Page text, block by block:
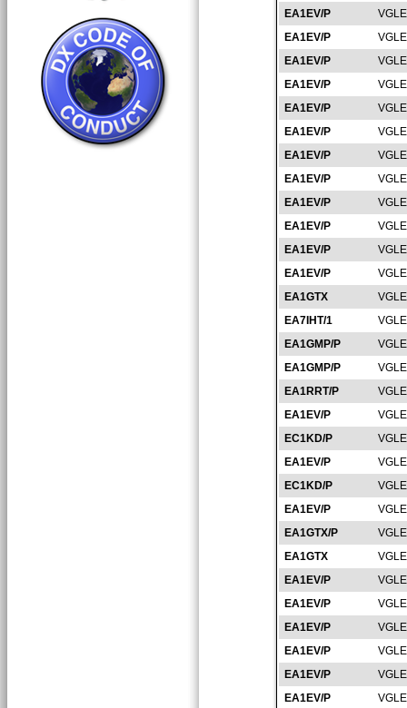
EA1EV/P
EA1EV/P
EA1EV/P
EA1EV/P
EA1EV/P
EA1EV/P
EA1EV/P
EA1EV/P
EA1EV/P
EA1EV/P
EA1EV/P
EA1EV/P
EA1GTX
EA7IHT/1
EA1GMP/P
EA1GMP/P
EA1RRT/P
EA1EV/P
EC1KD/P
EA1EV/P
EC1KD/P
EA1EV/P
EA1GTX/P
EA1GTX
EA1EV/P
EA1EV/P
EA1EV/P
EA1EV/P
EA1EV/P
EA1EV/P